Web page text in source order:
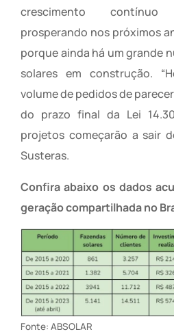
crescimento
prosperando nos próximos
porque ainda há um grande
solares em construção.
volume de pedidos de
do prazo final da Lei
projetos começarão a sair
Susteras.
Confira abaixo os dados
geração compartilhada no
Fonte: ABSOLAR